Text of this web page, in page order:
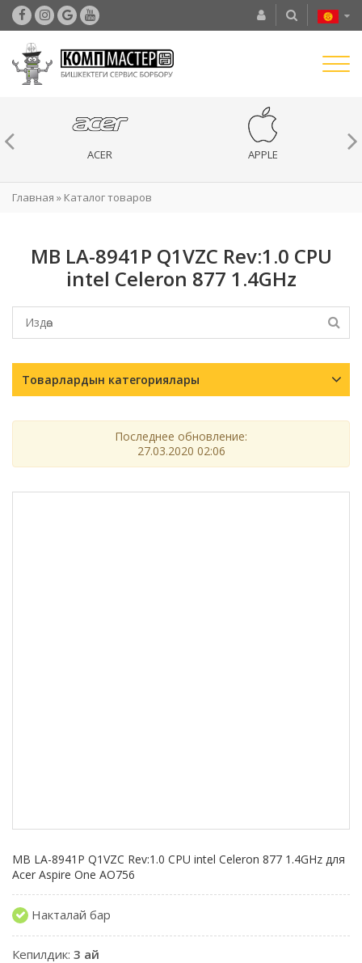
ACER APPLE
Главная » Каталог товаров
MB LA-8941P Q1VZC Rev:1.0 CPU
intel Celeron 877 1.4GHz
Товарлардын категориялары
Последнее обновление:
27.03.2020 02:06
MB LA-8941P Q1VZC Rev:1.0 CPU intel Celeron 877 1.4GHz для
Acer Aspire One AO756
Накталай бар
Кепилдик: 3 ай